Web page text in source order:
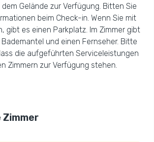
Gelände zur Verfügung. Bitten Sie
beim Check-in. Wenn Sie mit
gibt es einen Parkplatz. Im Zimmer gibt
und einen Fernseher. Bitte
die aufgeführten Serviceleistungen
Zimmern zur Verfügung stehen.